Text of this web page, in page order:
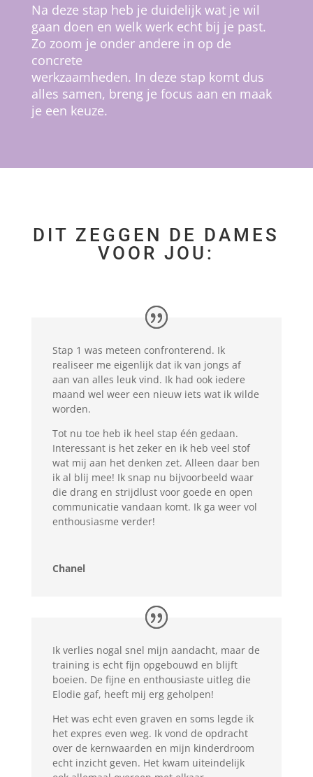
Na deze stap heb je duidelijk wat je wil
gaan doen en welk werk echt bij je past.
Zo zoom je onder andere in op de
concrete
werkzaamheden. In deze stap komt dus
alles samen, breng je focus aan en maak
je een keuze.
DIT ZEGGEN DE DAMES
VOOR JOU:
Stap 1 was meteen confronterend. Ik
realiseer me eigenlijk dat ik van jongs af
aan van alles leuk vind. Ik had ook iedere
maand wel weer een nieuw iets wat ik wilde
worden.
Tot nu toe heb ik heel stap één gedaan.
Interessant is het zeker en ik heb veel stof
wat mij aan het denken zet. Alleen daar ben
ik al blij mee! Ik snap nu bijvoorbeeld waar
die drang en strijdlust voor goede en open
communicatie vandaan komt. Ik ga weer vol
enthousiasme verder!
Chanel
Ik verlies nogal snel mijn aandacht, maar de
training is echt fijn opgebouwd en blijft
boeien. De fijne en enthousiaste uitleg die
Elodie gaf, heeft mij erg geholpen!
Het was echt even graven en soms legde ik
het expres even weg. Ik vond de opdracht
over de kernwaarden en mijn kinderdroom
echt inzicht geven. Het kwam uiteindelijk